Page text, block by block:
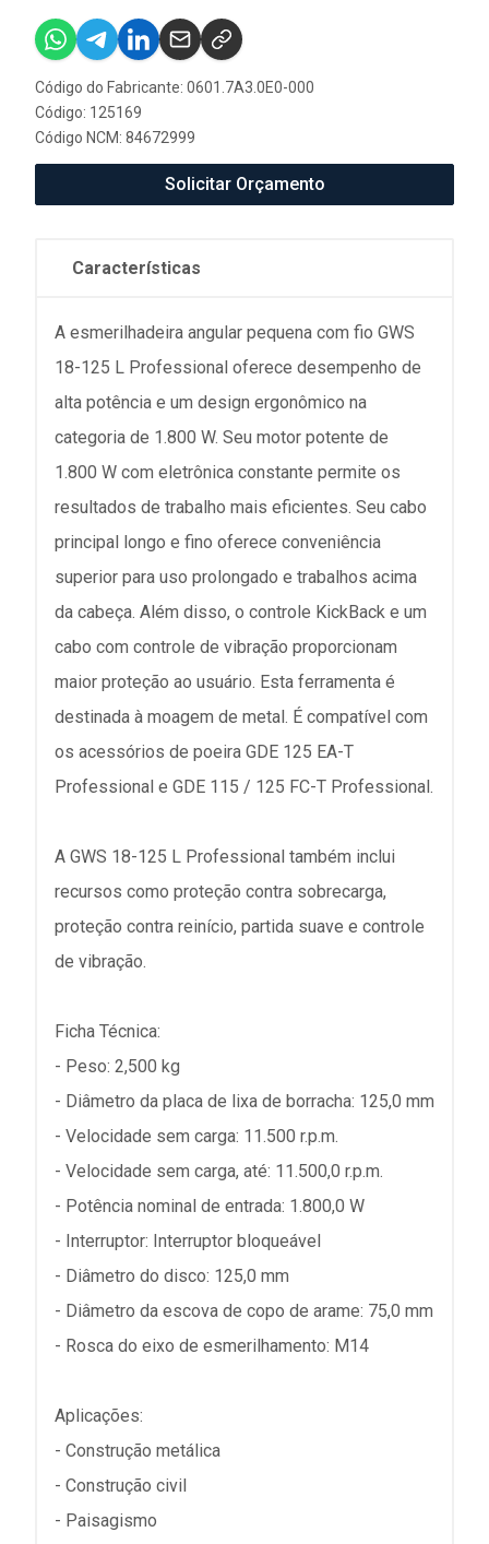
Código do Fabricante: 0601.7A3.0E0-000
Código: 125169
Código NCM: 84672999
Solicitar Orçamento
Características
A esmerilhadeira angular pequena com fio GWS
18-125 L Professional oferece desempenho de
alta potência e um design ergonômico na
categoria de 1.800 W. Seu motor potente de
1.800 W com eletrônica constante permite os
resultados de trabalho mais eficientes. Seu cabo
principal longo e fino oferece conveniência
superior para uso prolongado e trabalhos acima
da cabeça. Além disso, o controle KickBack e um
cabo com controle de vibração proporcionam
maior proteção ao usuário. Esta ferramenta é
destinada à moagem de metal. É compatível com
os acessórios de poeira GDE 125 EA-T
Professional e GDE 115 / 125 FC-T Professional.
A GWS 18-125 L Professional também inclui
recursos como proteção contra sobrecarga,
proteção contra reinício, partida suave e controle
de vibração.
Ficha Técnica:
- Peso: 2,500 kg
- Diâmetro da placa de lixa de borracha: 125,0 mm
- Velocidade sem carga: 11.500 r.p.m.
- Velocidade sem carga, até: 11.500,0 r.p.m.
- Potência nominal de entrada: 1.800,0 W
- Interruptor: Interruptor bloqueável
- Diâmetro do disco: 125,0 mm
- Diâmetro da escova de copo de arame: 75,0 mm
- Rosca do eixo de esmerilhamento: M14
Aplicações:
- Construção metálica
- Construção civil
- Paisagismo